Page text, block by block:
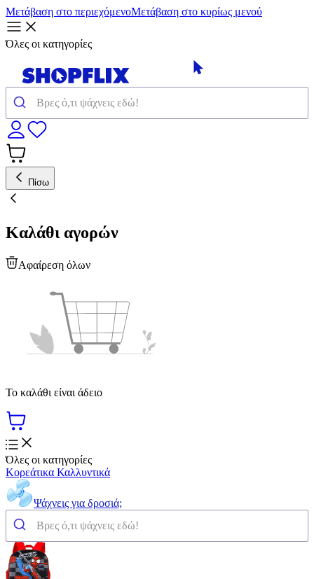
Μετάβαση στο περιεχόμενοΜετάβαση στο κυρίως μενού
Όλες οι κατηγορίες
Πίσω
Καλάθι αγορών
Αφαίρεση όλων
Το καλάθι είναι άδειο
Όλες οι κατηγορίες
Κορεάτικα Καλλυντικά
Ψάχνεις για δροσιά;